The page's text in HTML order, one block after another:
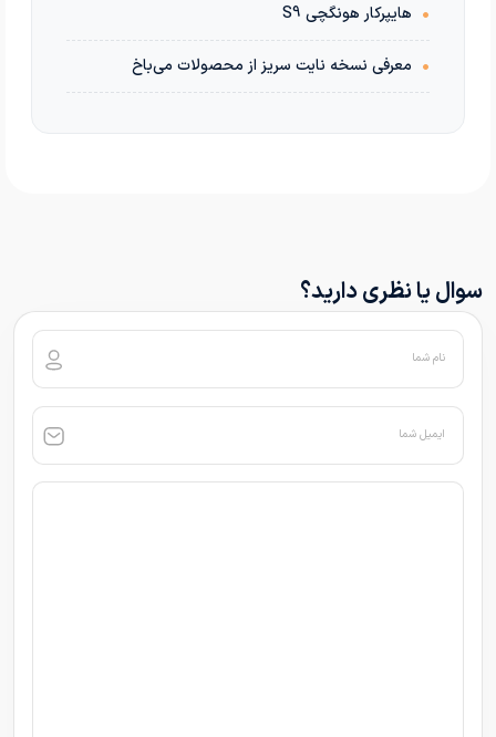
• هایپرکار هونگچی S9
• معرفی نسخه نایت سریز از محصولات می‌باخ
سوال یا نظری دارید؟
نام شما
ایمیل شما